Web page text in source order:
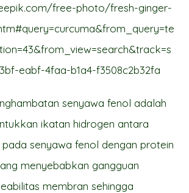
free-photo/fresh-ginger-
eabf-4faa-b1a4-f3508c2b32fa
senyawa fenol adalah
ikatan hidrogen antara
pada senyawa fenol dengan protein
menyebabkan gangguan
membran sehingga